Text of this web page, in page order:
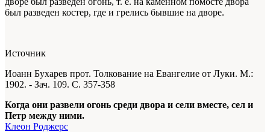
был разведен костер, где и грелись бывшие на дворе.
Источник
Иоанн Бухарев прот. Толкование на Евангелие от Луки. М.:
1902. - Зач. 109. С. 357-358
Когда они развели огонь среди двора и сели вместе, сел и
Петр между ними.
Клеон Роджерс